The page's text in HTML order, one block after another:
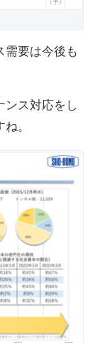
需要は今後も
ンス対応をし
。